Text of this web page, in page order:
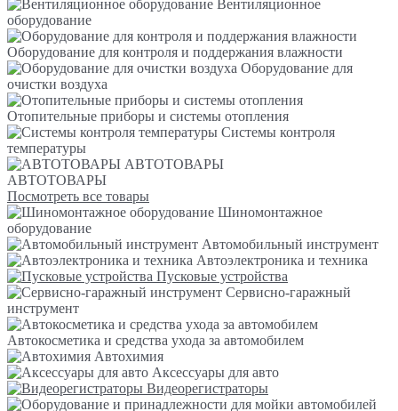
Вентиляционное
оборудование
Оборудование для контроля и поддержания влажности
Оборудование для
очистки воздуха
Отопительные приборы и системы отопления
Системы контроля
температуры
АВТОТОВАРЫ
АВТОТОВАРЫ
Посмотреть все товары
Шиномонтажное
оборудование
Автомобильный инструмент
Автоэлектроника и техника
Пусковые устройства
Сервисно-гаражный
инструмент
Автокосметика и средства ухода за автомобилем
Автохимия
Аксессуары для авто
Видеорегистраторы